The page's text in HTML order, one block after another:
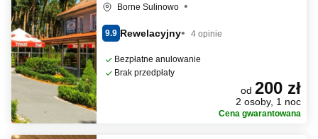
Borne Sulinowo
9.9 Rewelacyjny 4 opinie
Bezpłatne anulowanie
Brak przedpłaty
od 200 zł
2 osoby, 1 noc
Cena gwarantowana